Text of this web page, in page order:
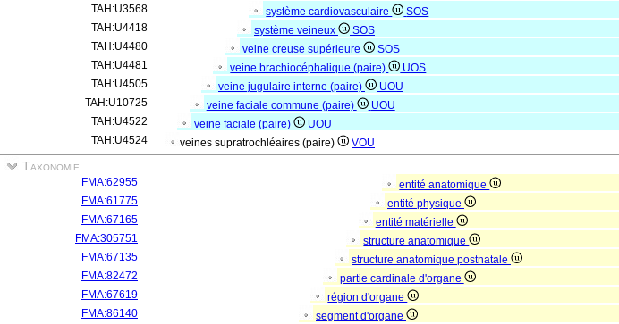
TAH:U3568
système cardiovasculaire
SOS
TAH:U4418
système veineux
SOS
TAH:U4480
veine creuse supérieure
SOS
TAH:U4481
veine brachiocéphalique (paire)
UOS
TAH:U4505
veine jugulaire interne (paire)
UOU
TAH:U10725
veine faciale commune (paire)
UOU
TAH:U4522
veine faciale (paire)
UOU
TAH:U4524
veines supratrochléaires (paire) VOU
Taxonomie
FMA:62955
entité anatomique
FMA:61775
entité physique
FMA:67165
entité matérielle
FMA:305751
structure anatomique
FMA:67135
structure anatomique postnatale
FMA:82472
partie cardinale d'organe
FMA:67619
région d'organe
FMA:86140
segment d'organe